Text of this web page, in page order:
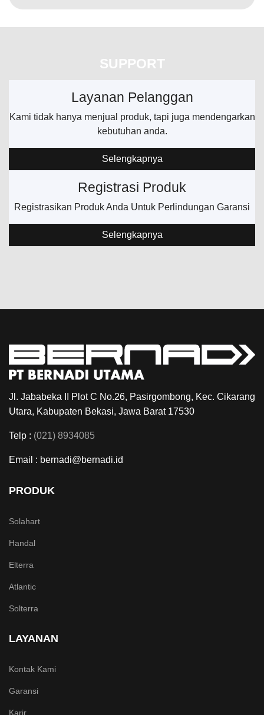
SUPPORT
Layanan Pelanggan
Kami tidak hanya menjual produk, tapi juga mendengarkan
kebutuhan anda.
Selengkapnya
Registrasi Produk
Registrasikan Produk Anda Untuk Perlindungan Garansi
Selengkapnya
Jl. Jababeka II Plot C No.26, Pasirgombong, Kec. Cikarang
Utara, Kabupaten Bekasi, Jawa Barat 17530
Telp : (021) 8934085
Email : bernadi@bernadi.id
PRODUK
Solahart
Handal
Elterra
Atlantic
Solterra
LAYANAN
Kontak Kami
Garansi
Karir